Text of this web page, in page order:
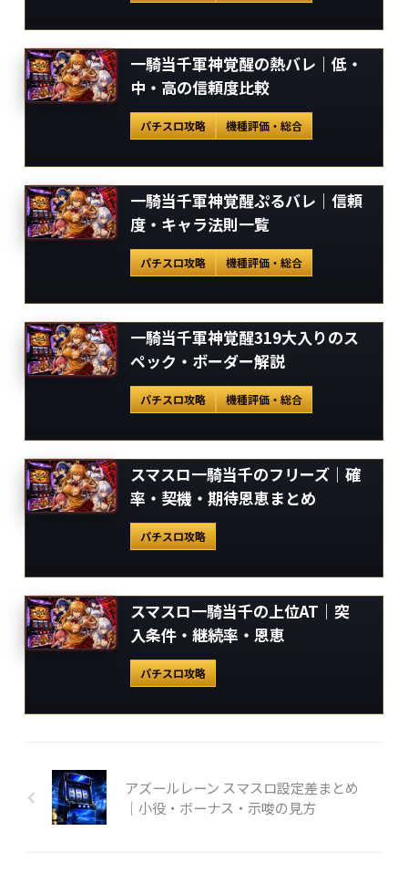
一騎当千軍神覚醒の熱バレ｜低・
中・高の信頼度比較
パチスロ攻略 機種評価・総合
一騎当千軍神覚醒ぷるバレ｜信頼
度・キャラ法則一覧
パチスロ攻略 機種評価・総合
一騎当千軍神覚醒319大入りのス
ペック・ボーダー解説
パチスロ攻略 機種評価・総合
スマスロ一騎当千のフリーズ｜確
率・契機・期待恩恵まとめ
パチスロ攻略
スマスロ一騎当千の上位AT｜突
入条件・継続率・恩恵
パチスロ攻略
アズールレーン スマスロ設定差まとめ
｜小役・ボーナス・示唆の見方